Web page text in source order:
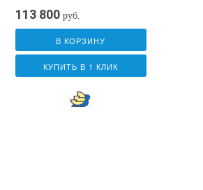
113 800 руб.
В КОРЗИНУ
КУПИТЬ В 1 КЛИК